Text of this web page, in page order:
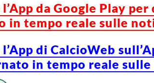
da Google Play
in tempo reale sulle
di CalcioWeb
in tempo reale